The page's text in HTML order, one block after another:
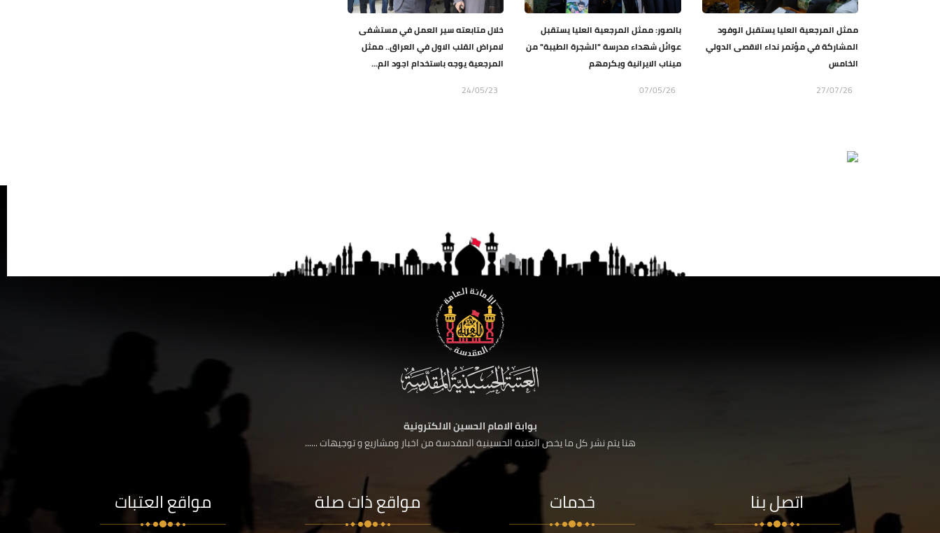
ممثل المرجعية العليا يستقبل الوفود
المشاركة في مؤتمر نداء الاقصى الدولي
الخامس
27/07/26
بالصور: ممثل المرجعية العليا يستقبل
عوائل شهداء مدرسة "الشجرة الطيبة" من
ميناب الايرانية ويكرمهم
07/05/26
خلال متابعته سير العمل في مستشفى
لامراض القلب الاول في العراق.. ممثل
المرجعية يوجه باستخدام اجود الم...
24/05/23
بوابة الامام الحسين الالكترونية
هنا يتم نشر كل ما يخص العتبة الحسينية المقدسة من اخبار ومشاريع و توجيهات ......
اتصل بنا خدمات مواقع ذات صلة مواقع العتبات